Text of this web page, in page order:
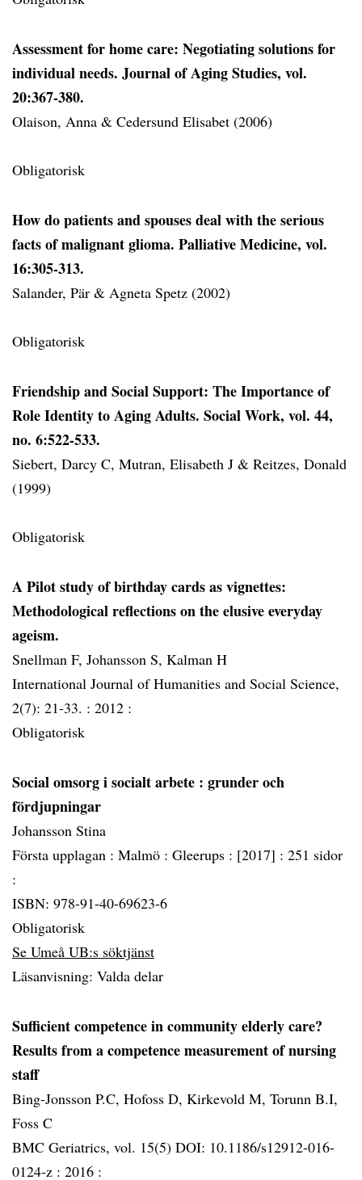
Assessment for home care: Negotiating solutions for
individual needs. Journal of Aging Studies, vol.
20:367-380.
Olaison, Anna & Cedersund Elisabet (2006)
Obligatorisk
How do patients and spouses deal with the serious
facts of malignant glioma. Palliative Medicine, vol.
16:305-313.
Salander, Pär & Agneta Spetz (2002)
Obligatorisk
Friendship and Social Support: The Importance of
Role Identity to Aging Adults. Social Work, vol. 44,
no. 6:522-533.
Siebert, Darcy C, Mutran, Elisabeth J & Reitzes, Donald
(1999)
Obligatorisk
A Pilot study of birthday cards as vignettes:
Methodological reflections on the elusive everyday
ageism.
Snellman F, Johansson S, Kalman H
International Journal of Humanities and Social Science,
2(7): 21-33. : 2012 :
Obligatorisk
Social omsorg i socialt arbete : grunder och
fördjupningar
Johansson Stina
Första upplagan : Malmö : Gleerups : [2017] : 251 sidor
:
ISBN: 978-91-40-69623-6
Obligatorisk
Se Umeå UB:s söktjänst
Läsanvisning: Valda delar
Sufficient competence in community elderly care?
Results from a competence measurement of nursing
staff
Bing-Jonsson P.C, Hofoss D, Kirkevold M, Torunn B.I,
Foss C
BMC Geriatrics, vol. 15(5) DOI: 10.1186/s12912-016-
0124-z : 2016 :